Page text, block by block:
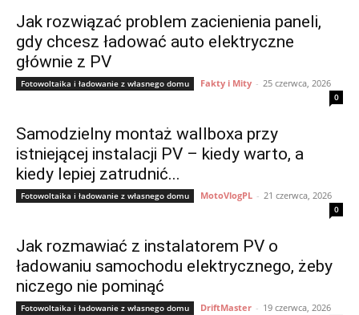
Jak rozwiązać problem zacienienia paneli,
gdy chcesz ładować auto elektryczne
głównie z PV
Fotowoltaika i ładowanie z własnego domu Fakty i Mity - 25 czerwca, 2026
0
Samodzielny montaż wallboxa przy
istniejącej instalacji PV – kiedy warto, a
kiedy lepiej zatrudnić...
Fotowoltaika i ładowanie z własnego domu MotoVlogPL - 21 czerwca, 2026
0
Jak rozmawiać z instalatorem PV o
ładowaniu samochodu elektrycznego, żeby
niczego nie pominąć
Fotowoltaika i ładowanie z własnego domu DriftMaster - 19 czerwca, 2026